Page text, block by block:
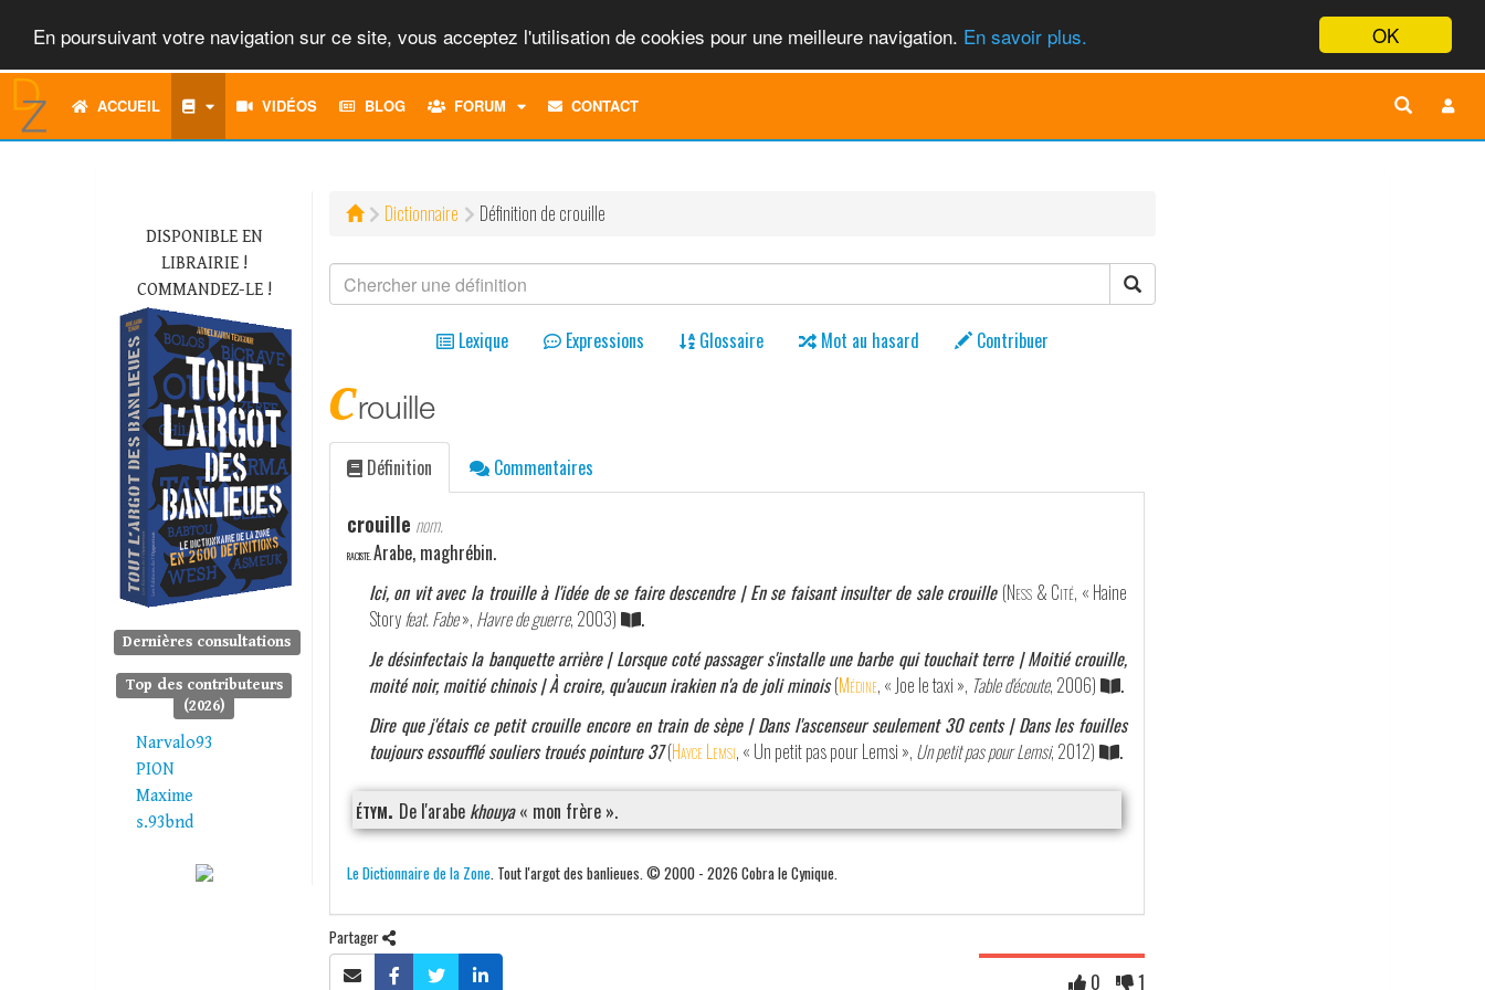
OK
En poursuivant votre navigation sur ce site, vous acceptez l'utilisation de cookies pour une meilleure navigation. En savoir plus.
ACCUEIL VIDÉOS BLOG FORUM
TOGGLECONTACT
DISPONIBLE EN
LIBRAIRIE !
COMMANDEZ-LE !
Dernières consultations
Top des contributeurs
(2026)
Narvalo93
PION
Maxime
s.93bnd
Dictionnaire Définition de crouille
Lexique Expressions Glossaire Mot au hasard Contribuer
crouille
Définition Commentaires
crouille nom.
RACISTE. Arabe, maghrébin.
Ici, on vit avec la trouille à l'idée de se faire descendre | En se faisant insulter de sale crouille (Ness & Cité, « Haine
Storyfeat. Fabe», Havre de guerre, 2003)
.
Je désinfectais la banquette arrière | Lorsque coté passager s'installe une barbe qui touchait terre | Moitié crouille,
moité noir, moitié chinois | À croire, qu'aucun irakien n'a de joli minois (Médine, « Joe le taxi », Table d'écoute, 2006)
.
Dire que j'étais ce petit crouille encore en train de sèpe | Dans l'ascenseur seulement 30 cents | Dans les fouilles
toujours essoufflé souliers troués pointure 37 (Hayce Lemsi, « Un petit pas pour Lemsi », Un petit pas pour Lemsi, 2012) .
étym. De l'arabe khouya« mon frère ».
Le Dictionnaire de la Zone. Tout l'argot des banlieues. © 2000 - 2026 Cobra le Cynique.
Partager
0 1